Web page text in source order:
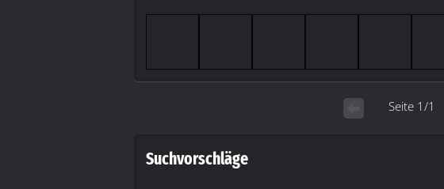
Seite 1/1
Suchvorschläge